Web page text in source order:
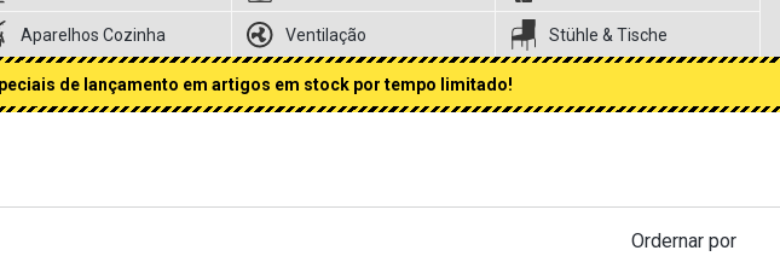
Aparelhos Cozinha Ventilação Stühle & Tische
de lançamento em artigos em stock por tempo limitado!
Ordernar por